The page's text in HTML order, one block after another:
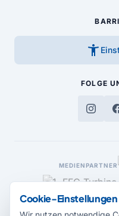
accessibility_new
FOLGE
MEDIENPARTNER
Cookie-Einstellungen